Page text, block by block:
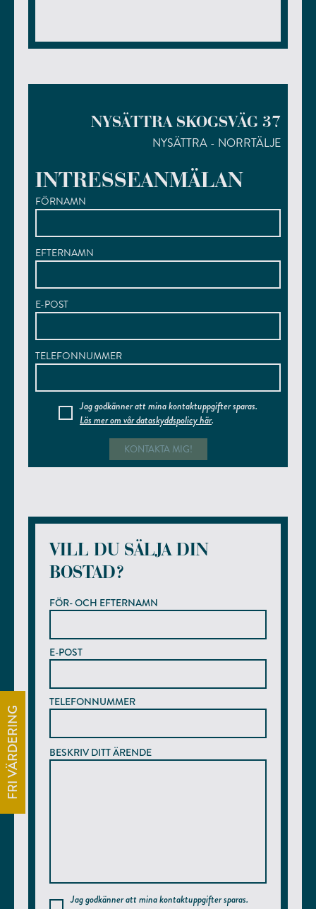
NYSÄTTRA SKOGSVÄG 37
NYSÄTTRA - NORRTÄLJE
INTRESSEANMÄLAN
FÖRNAMN
EFTERNAMN
E-POST
TELEFONNUMMER
Jag godkänner att mina kontaktuppgifter sparas.
Läs mer om vår dataskyddspolicy här.
VILL DU SÄLJA DIN
BOSTAD?
FÖR- OCH EFTERNAMN
E-POST
TELEFONNUMMER
BESKRIV DITT ÄRENDE
Jag godkänner att mina kontaktuppgifter sparas.
FRI VÄRDERING